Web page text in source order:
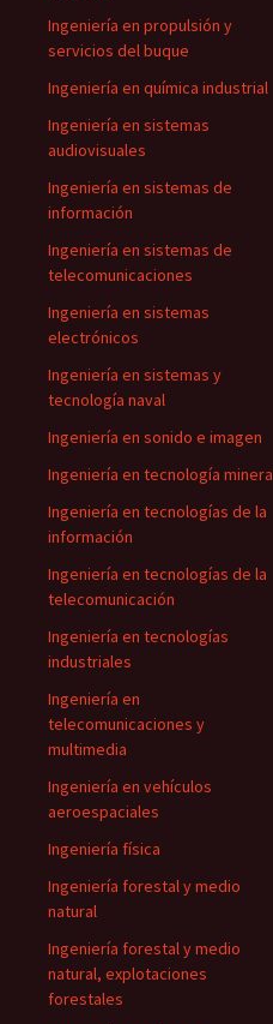
Ingeniería en propulsión y
servicios del buque
Ingeniería en química industrial
Ingeniería en sistemas
audiovisuales
Ingeniería en sistemas de
información
Ingeniería en sistemas de
telecomunicaciones
Ingeniería en sistemas
electrónicos
Ingeniería en sistemas y
tecnología naval
Ingeniería en sonido e imagen
Ingeniería en tecnología minera
Ingeniería en tecnologías de la
información
Ingeniería en tecnologías de la
telecomunicación
Ingeniería en tecnologías
industriales
Ingeniería en
telecomunicaciones y
multimedia
Ingeniería en vehículos
aeroespaciales
Ingeniería física
Ingeniería forestal y medio
natural
Ingeniería forestal y medio
natural, explotaciones
forestales